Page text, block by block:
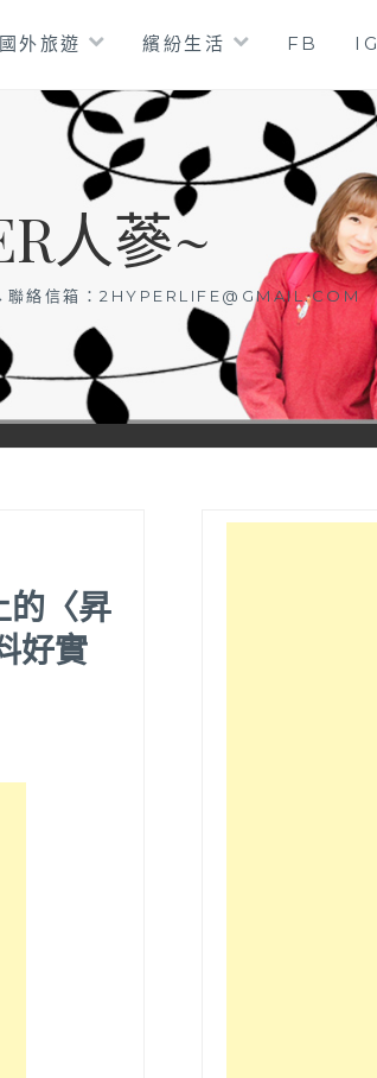
國外旅遊 繽紛生活 FB IG
人蔘~
絡信箱： 2HYPERLIFE@GMAIL.COM
的〈昇
好實